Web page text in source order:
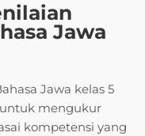
Jawa
Jawa kelas 5
mengukur
kompetensi yang